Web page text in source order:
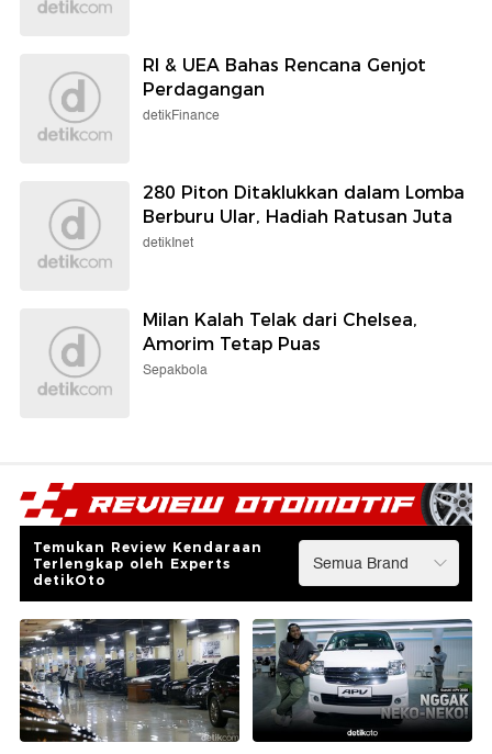
RI & UEA Bahas Rencana Genjot
Perdagangan
detikFinance
280 Piton Ditaklukkan dalam Lomba
Berburu Ular, Hadiah Ratusan Juta
detikInet
Milan Kalah Telak dari Chelsea,
Amorim Tetap Puas
Sepakbola
Temukan Review Kendaraan
Terlengkap oleh Experts
detikOto